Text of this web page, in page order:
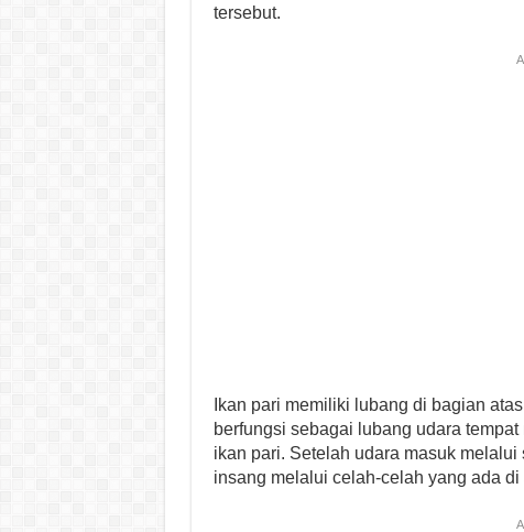
tersebut.
Ikan pari memiliki lubang di bagian
berfungsi sebagai lubang udara
ikan pari. Setelah udara masuk
insang melalui celah-celah yang ada